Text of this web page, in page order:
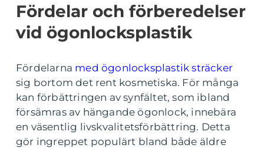
Fördelar och förberedelser
vid ögonlocksplastik
Fördelarna med ögonlocksplastik sträcker
sig bortom det rent kosmetiska. För många
kan förbättringen av synfältet, som ibland
försämras av hängande ögonlock, innebära
en väsentlig livskvalitetsförbättring. Detta
gör ingreppet populärt bland både äldre